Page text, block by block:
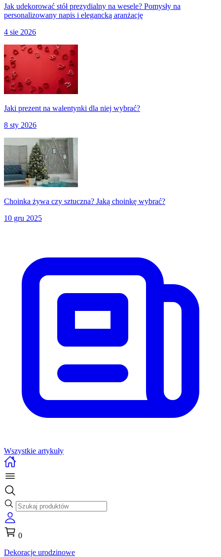
Jak udekorować stół prezydialny na wesele? Pomysły na
personalizowany napis i elegancką aranżację
4 sie 2026
Jaki prezent na walentynki dla niej wybrać?
8 sty 2026
Choinka żywa czy sztuczna? Jaką choinkę wybrać?
10 gru 2025
Wszystkie artykuły
0
Dekoracje urodzinowe